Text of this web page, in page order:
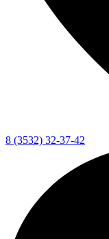
8 (3532) 32-37-42